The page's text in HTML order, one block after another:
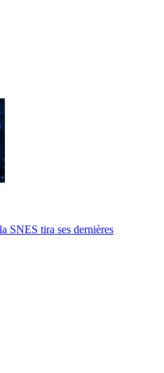
SNES tira ses dernières